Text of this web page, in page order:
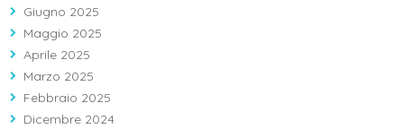
Giugno 2025
Maggio 2025
Aprile 2025
Marzo 2025
Febbraio 2025
Dicembre 2024